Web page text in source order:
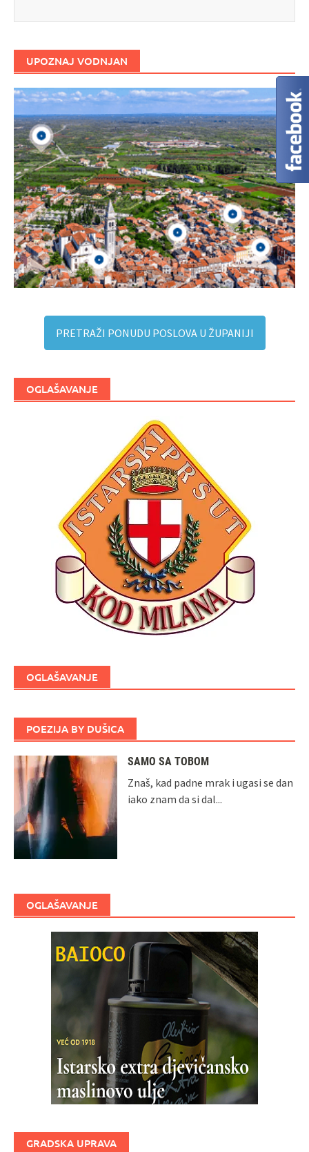
UPOZNAJ VODNJAN
PRETRAŽI PONUDU POSLOVA U ŽUPANIJI
OGLAŠAVANJE
OGLAŠAVANJE
POEZIJA BY DUŠICA
SAMO SA TOBOM
Znaš, kad padne mrak i ugasi se dan
iako znam da si dal...
OGLAŠAVANJE
GRADSKA UPRAVA